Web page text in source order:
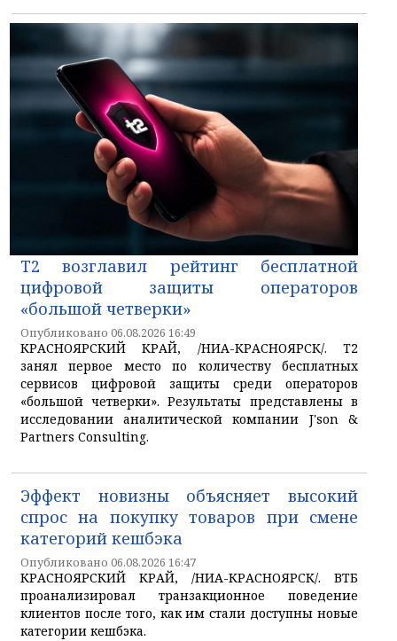
T2 возглавил рейтинг бесплатной
цифровой защиты операторов
«большой четверки»
Опубликовано 06.08.2026 16:49
КРАСНОЯРСКИЙ КРАЙ, /НИА-КРАСНОЯРСК/. T2
занял первое место по количеству бесплатных
сервисов цифровой защиты среди операторов
«большой четверки». Результаты представлены в
исследовании аналитической компании J'son &
Partners Consulting.
Эффект новизны объясняет высокий
спрос на покупку товаров при смене
категорий кешбэка
Опубликовано 06.08.2026 16:47
КРАСНОЯРСКИЙ КРАЙ, /НИА-КРАСНОЯРСК/. ВТБ
проанализировал транзакционное поведение
клиентов после того, как им стали доступны новые
категории кешбэка.